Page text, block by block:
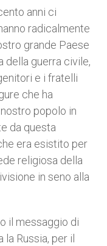
anni ci
radicalmente
grande Paese
della guerra civile,
e i fratelli
che ha
popolo in
da questa
era esistito per
religiosa della
in seno alla
il messaggio di
Russia, per il